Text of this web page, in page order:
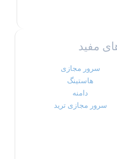
مفید
سرور مجازی
هاستینگ
دامنه
سرور مجازی ترید